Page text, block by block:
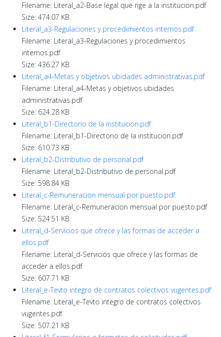
Filename: Literal_a2-Base legal que rige a la institucion.pdf
Size: 474.07 KB
Literal_a3-Regulaciones y procedimientos internos.pdf
Filename: Literal_a3-Regulaciones y procedimientos
internos.pdf
Size: 436.27 KB
Literal_a4-Metas y objetivos ubidades administrativas.pdf
Filename: Literal_a4-Metas y objetivos ubidades
administrativas.pdf
Size: 624.28 KB
Literal_b1-Directorio de la institucion.pdf
Filename: Literal_b1-Directorio de la institucion.pdf
Size: 610.73 KB
Literal_b2-Distributivo de personal.pdf
Filename: Literal_b2-Distributivo de personal.pdf
Size: 598.84 KB
Literal_c-Remuneracion mensual por puesto.pdf
Filename: Literal_c-Remuneracion mensual por puesto.pdf
Size: 524.51 KB
Literal_d-Servicios que ofrece y las formas de acceder a
ellos.pdf
Filename: Literal_d-Servicios que ofrece y las formas de
acceder a ellos.pdf
Size: 607.71 KB
Literal_e-Tevto integro de contratos colectivos vugentes.pdf
Filename: Literal_e-Tevto integro de contratos colectivos
vugentes.pdf
Size: 507.21 KB